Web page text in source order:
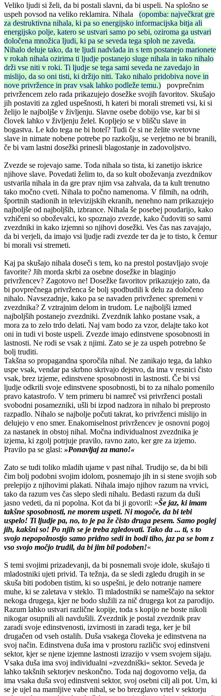
Veliko ljudi si želi, da bi postali slavni, da bi uspeli. Na splošno se
uspeh povsod na veliko reklamira. Nihala (opomba: največkrat gre
za destruktivna nihala, ki pa so energijsko informacijska bitja ali
energijsko polje, katero se ustvari samo po sebi, oziroma ga ustvari
določena množica ljudi, ki pa se seveda tega sploh ne zaveda.
Nihalo deluje tako, da te ljudi nadvlada in s tem postanejo marionete
v rokah nihala ozirima ti ljudje postanejo sluge nihala in tako nihalo
drži vse niti v roki. Ti ljudje se tega sami seveda ne zavedajo in
mislijo, da so oni tisti, ki držijo niti. Tako nihalo pridobiva nove in
nove privržence in prav vsak lahko podleže temu.)
povprečnim
privržencem zelo rada prikazujejo dosežke svojih favoritov. Skušajo
jih postaviti za zgled uspešnosti, h kateri bi morali stremeti vsi, ki si
želijo le najboljše v življenju. Slavne osebe dobijo vse, kar bi si
človek lahko v življenju želel. Kopljejo se v blišču slave in
bogastva. Le kdo tega ne bi hotel? Tudi če si ne želite svetovne
slave in nimate nobene potrebe po razkošju, se verjetno ne bi branili,
če bi vam lastni dosežki prinesli blagostanje in zadovoljstvo.
Zvezde se rojevajo same. Toda nihala so tista, ki zanetijo iskrice
njihove slave. Povedati želim to, da so kult oboževanja zvezdnikov
ustvarila nihala in da gre prav njim vsa zahvala, da ta kult trenutno
tako močno cveti. Nihala to počno namenoma. V filmih, na odrih,
športnih stadionih in televizijskih ekranih, nenehno nam prikazujejo
najboljše od najboljših, izbrance. Nihala še posebej poudarijo, kako
vzhičeni so oboževalci, ko spoznajo zvezde, kako čudoviti so sami
zvezdniki in kako izjemni so njihovi dosežki. Ves čas nas zavajajo,
da bi verjeli, da imajo vsi ljudje radi zvezde ter da je to tisto, k čemur
bi morali vsi stremeti.
Kaj pa skušajo nihala doseči s tem, ko na prestol postavljajo svoje
favorite? Jih morda skrbi za osebne dosežke in blaginjo
privržencev? Zagotovo ne! Dosežke favoritov prikazujejo zato, da
bi povprečnega privrženca še bolj spodbudili k delu za določeno
nihalo. Navsezadnje, kako pa se navaden privrženec spremeni v
zvezdnika? Z vztrajnim delom in trudom. Le najboljši izmed
najboljših postanejo zvezdniki. Zvezdnik lahko postane vsak, a
mora za to zelo trdo delati. Naj vam bodo za vzor, delajte tako kot
oni in tudi vi boste uspeli. Zvezde imajo edinstvene sposobnosti in
lastnosti. Ne rodi se vsak z njimi. Zato se je za uspeh potrebno še
bolj truditi.
Takšna so propagandna sporočila nihal. Ne zanikajo tega, da lahko
uspe vsak, vendar pa skrbno skrivajo dejstvo, da ima v resnici čisto
vsak, brez izjeme, edinstvene sposobnosti in lastnosti. Če bi vsi
ljudje odkrili svoje edinstvene sposobnosti, bi to za nihalo pomenilo
pravo katastrofo. V tem primeru bi namreč vsi privrženci postali
svobodni posamezniki, ušli bi izpod nadzora in nihalo bi preprosto
razpadlo. Nihalo se najbolje počuti takrat, ko privrženci mislijo in
delujejo v eno smer. Enakomiselnost privržencev je osnovni pogoj
za nastanek in obstoj nihal. Močna individualnost zvezdnika je
izjema, ki zgolj potrjuje pravilo, ravno zato, ker gre za izjemo.
Pravilo pa se glasi: »Ponavljaj za mano!«
Zato se tudi toliko mladih ujame v past nihal. Trudijo se, da bi bili
čim bolj podobni svojim idolom, posnemajo jih in si stene svojih sob
prelepijo z njihovimi plakati. Nihala imajo njihov razum na vrvici,
tako da razum ves čas slepo sledi nihalu. Bedasti razum da duši
jasno vedeti, da ni popolna. Kot da bi ji govoril: »Še jaz, ki imam
takšne sposobnosti, ne morem uspeti. Ni mogoče, da bi tebi
uspelo! Ti ljudje pa, no, to je pa že čisto druga pesem. Samo poglej
jih, kakšni so! Po njih se je treba zgledovati. Tako da ... ti, s to
svojo nepopolnostjo samo pridno sedi in bodi tiho, jaz pa se bom z
vso svojo močjo trudil, da bi jim bil podoben!«
S temi svojimi prizadevanji, da bi posnemali svoje idole, skušajo ti
mladostniki ujeti privid. Ta težnja, da se sledi zgledu drugih in se
skuša biti podoben tistim, ki so uspešni, je delo notranje namere
muhe, ki se zaletava v steklo. Ti mladostniki se nameščajo na sektor
nekoga drugega, kjer ne bodo služili za nič drugega kot za parodijo.
Razum lahko ustvari različne kopije, toda s kopijo ne boste nikoli
nikogar osupnili ali navdušili. Zvezdnik je postal zvezdnik prav
zaradi svoje edinstvenosti, izvirnosti in zaradi tega, ker je bil
drugačen od vseh ostalih. Duša vsakega človeka je edinstvena na
svoj način. Edinstvena duša ima v prostoru različic svoj edinstveni
sektor, kjer se njene izjemne lastnosti izrazijo v vsem svojem sijaju.
Vsaka duša ima svoj individualni »zvezdniški« sektor. Seveda je
lahko takšnih sektorjev neskončno. Toda naj dogovorno velja, da
ima vsaka duša svoj edinstveni sektor, svoj osebni cilj ali pot. Um, ki
se je ujel na mamljive vabe nihal, se bo brezglavo vrtel v sektorju